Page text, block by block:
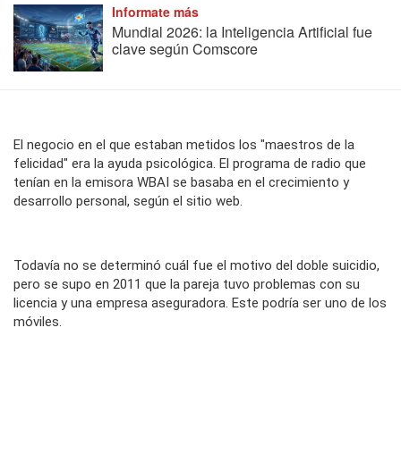
Informate más
Mundial 2026: la Inteligencia Artificial fue
clave según Comscore
El negocio en el que estaban metidos los "maestros de la
felicidad" era la ayuda psicológica. El programa de radio que
tenían en la emisora WBAI se basaba en el crecimiento y
desarrollo personal, según el sitio web.
Todavía no se determinó cuál fue el motivo del doble suicidio,
pero se supo en 2011 que la pareja tuvo problemas con su
licencia y una empresa aseguradora. Este podría ser uno de los
móviles.